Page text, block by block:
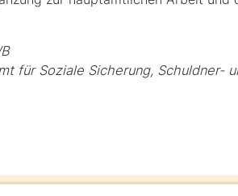
für Soziale Sicherung, Schuldner-